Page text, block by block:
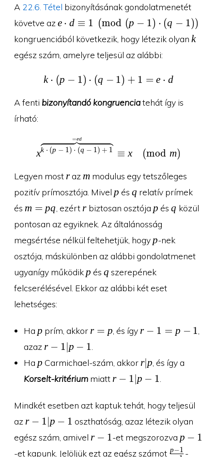
A 22.6. Tétel bizonyításának gondolatmenetét
követve az e\cdot
d\equiv
1\pmod{(p-
1)\cdot (q-
e ⋅ d ≡ 1 (mod (p − 1) ⋅ (q − 1))
kongruenciából következik, hogy létezik olyan k
k
egész szám, amelyre teljesül az alábbi:
k\cdot (p-1)\cdot (q-
k ⋅ (p − 1) ⋅ (q − 1) + 1 = e ⋅ d
A fenti bizonyítandó kongruenciatehát így is
írható:
x^{\overbrace{k\cdot
xk ⋅ (p − 1) ⋅ (q − 1) + 1
=ed
≡ x (mod m)
Legyen most r
raz m
m modulus egy tetszőleges
pozitív prímosztója. Mivel p
p és q
q relatív prímek
és m=pq
m = pq , ezért r
rbiztosan osztója p
p és q
q közül
pontosan az egyiknek. Az általánosság
megsértése nélkül feltehetjük, hogy p
p-nek
osztója, máskülönben az alábbi gondolatmenet
ugyanígy működik p
p és q
q szerepének
felcserélésével. Ekkor az alábbi két eset
lehetséges:
Ha p
p prím, akkor r=p
r = p , és így r-
r − 1 = p − 1
azaz r-
1
r − 1∣p − 1
Ha p
p Carmichael-szám, akkor r|p
r∣p , és így a
Korselt-kritériummiatt r-
r − 1∣p − 1
Mindkét esetben azt kaptuk tehát, hogy teljesül
az r-
1|p-
1
r − 1 p − 1 oszthatóság, azaz létezik olyan
egész szám, amivel r-
r − 1-et megszorozva p-
1
p − 1
-et kapunk. Jelöljük ezt az egész számot \frac{p-
p−1 -